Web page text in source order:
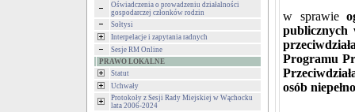
Oświadczenia o prowadzeniu działalności
gospodarczej członków rodzin
Sołtysi
Interpelacje i zapytania radnych
Sesje RM Online
PRAWO LOKALNE
Statut
Uchwały
Protokoły z Sesji Rady Miejskiej w Wąchocku
lata 2006-2024
w sprawie
publicznych
Programu
osób